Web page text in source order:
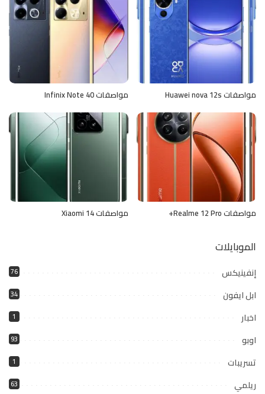
مواصفات Huawei nova 12s مواصفات Infinix Note 40
مواصفات Realme 12 Pro+ مواصفات Xiaomi 14
الموبايلات
إنفينيكس 76
ابل ايفون 34
اخبار 1
اوبو 93
تسريبات 1
ريلمي 63